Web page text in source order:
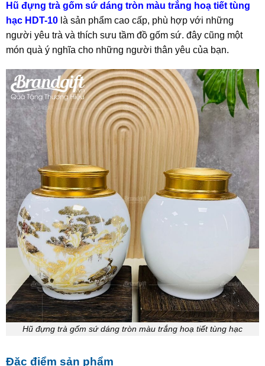
Hũ đựng trà gốm sứ dáng tròn màu trắng hoạ tiết tùng
hạc HDT-10là sản phẩm cao cấp, phù hợp với những
người yêu trà và thích sưu tầm đồ gốm sứ. đây cũng một
món quà ý nghĩa cho những người thân yêu của bạn.
Hũ đựng trà gốm sứ dáng tròn màu trắng hoạ tiết tùng hạc
Đặc điểm sản phẩm